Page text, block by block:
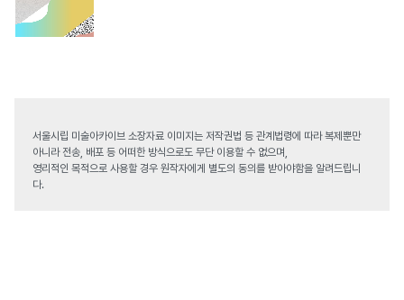
서울시립 미술아카이브 소장자료 이미지는 저작권법 등 관계법령에 따라 복제뿐만
아니라 전송, 배포 등 어떠한 방식으로도 무단 이용할 수 없으며,
영리적인 목적으로 사용할 경우 원작자에게 별도의 동의를 받아야함을 알려드립니
다.